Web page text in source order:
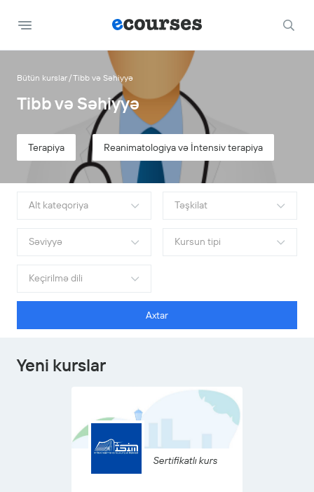
Bütün kurslar Tibb və Səhiyyə
Tibb və Səhiyyə
Terapiya Reanimatologiya və İntensiv terapiya
Alt kateqoriya Təşkilat
Səviyyə Kursun tipi
Keçirilmə dili
Axtar
Yeni kurslar
Sertifikatlı kurs